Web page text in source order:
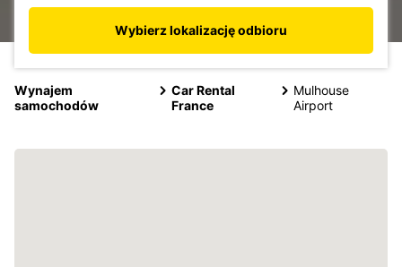
Wybierz lokalizację odbioru
Wynajem
samochodów
Car Rental
France
Mulhouse
Airport